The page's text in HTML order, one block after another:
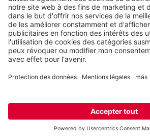
TOUT METTRE EN ÉVIDENCE
LIRE LA PAGE COUPER LES SONS